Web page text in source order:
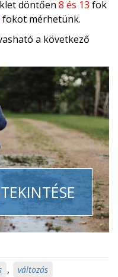
döntően 8 és 13 fok
fokot mérhetünk.
a következő
, változás